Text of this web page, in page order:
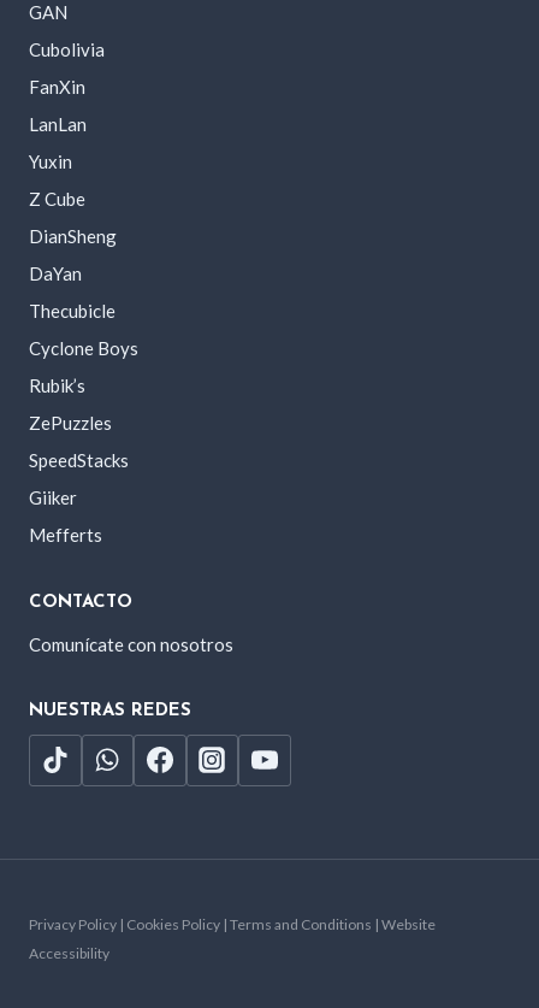
GAN
Cubolivia
FanXin
LanLan
Yuxin
Z Cube
DianSheng
DaYan
Thecubicle
Cyclone Boys
Rubik’s
ZePuzzles
SpeedStacks
Giiker
Mefferts
CONTACTO
Comunícate con nosotros
NUESTRAS REDES
Privacy Policy | Cookies Policy | Terms and Conditions | Website
Accessibility